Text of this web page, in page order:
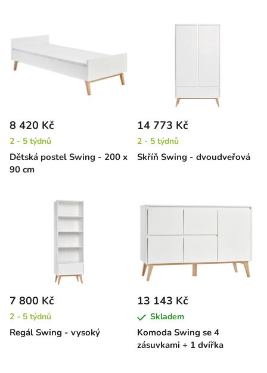
Dětská postel Swing - 200 x
90 cm
8 420 Kč
2 - 5 týdnů
Skříň Swing - dvoudveřová
14 773 Kč
2 - 5 týdnů
Regál Swing - vysoký
7 800 Kč
2 - 5 týdnů
Komoda Swing se 4
zásuvkami + 1 dvířka
13 143 Kč
Skladem